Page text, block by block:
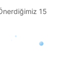
15